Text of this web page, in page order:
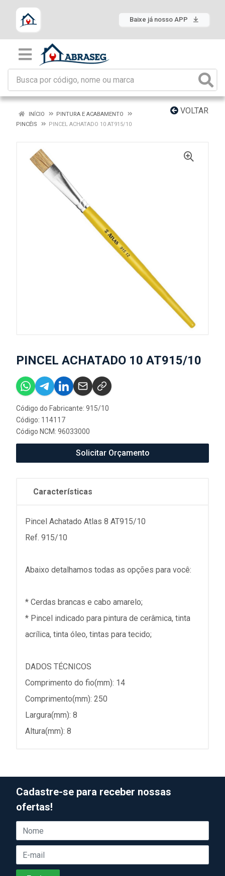
Baixe já nosso APP
VOLTAR
INÍCIO
PINTURA E ACABAMENTO
PINCÉIS
PINCEL ACHATADO 10 AT915/10
PINCEL ACHATADO 10 AT915/10
Código do Fabricante: 915/10
Código: 114117
Código NCM: 96033000
Solicitar Orçamento
Características
Pincel Achatado Atlas 8 AT915/10
Ref. 915/10
Abaixo detalhamos todas as opções para você:
* Cerdas brancas e cabo amarelo;
* Pincel indicado para pintura de cerâmica, tinta
acrílica, tinta óleo, tintas para tecido;
DADOS TÉCNICOS
Comprimento do fio(mm): 14
Comprimento(mm): 250
Largura(mm): 8
Altura(mm): 8
Cadastre-se para receber nossas
ofertas!